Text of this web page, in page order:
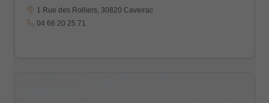
1 Rue des Rolliers, 30820 Caveirac
04 66 20 25 71